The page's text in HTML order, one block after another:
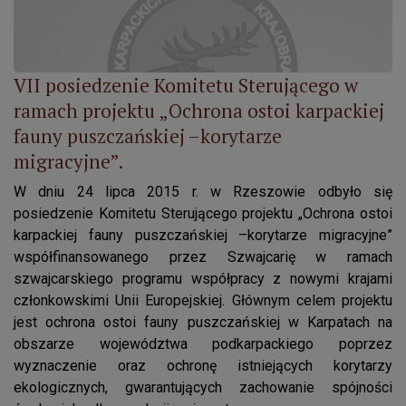
VII posiedzenie Komitetu Sterującego w
ramach projektu „Ochrona ostoi karpackiej
fauny puszczańskiej –korytarze
migracyjne”.
W dniu 24 lipca 2015 r. w Rzeszowie odbyło się
posiedzenie Komitetu Sterującego projektu „Ochrona ostoi
karpackiej fauny puszczańskiej –korytarze migracyjne”
współfinansowanego przez Szwajcarię w ramach
szwajcarskiego programu współpracy z nowymi krajami
członkowskimi Unii Europejskiej. Głównym celem projektu
jest ochrona ostoi fauny puszczańskiej w Karpatach na
obszarze województwa podkarpackiego poprzez
wyznaczenie oraz ochronę istniejących korytarzy
ekologicznych, gwarantujących zachowanie spójności